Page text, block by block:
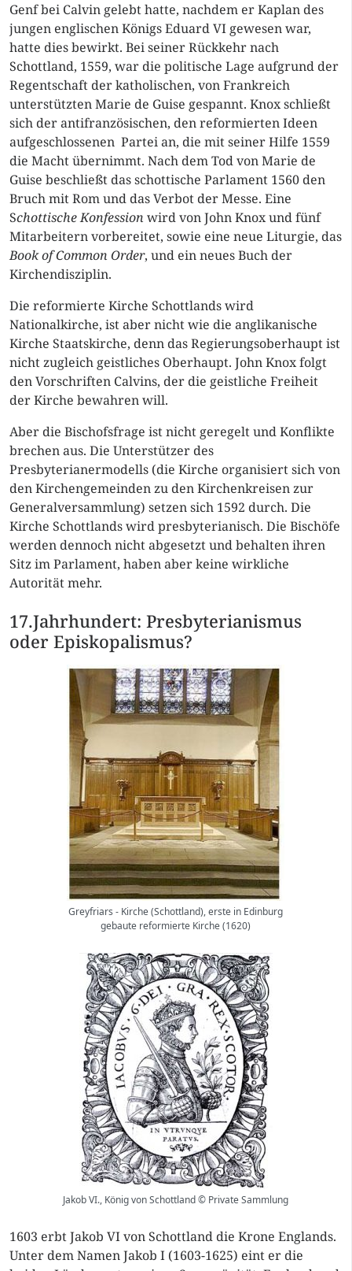
Genf bei Calvin gelebt hatte, nachdem er Kaplan des
jungen englischen Königs Eduard VI gewesen war,
hatte dies bewirkt. Bei seiner Rückkehr nach
Schottland, 1559, war die politische Lage aufgrund der
Regentschaft der katholischen, von Frankreich
unterstützten Marie de Guise gespannt. Knox schließt
sich der antifranzösischen, den reformierten Ideen
aufgeschlossenen Partei an, die mit seiner Hilfe 1559
die Macht übernimmt. Nach dem Tod von Marie de
Guise beschließt das schottische Parlament 1560 den
Bruch mit Rom und das Verbot der Messe. Eine
Schottische Konfession wird von John Knox und fünf
Mitarbeitern vorbereitet, sowie eine neue Liturgie, das
Book of Common Order, und ein neues Buch der
Kirchendisziplin.
Die reformierte Kirche Schottlands wird
Nationalkirche, ist aber nicht wie die anglikanische
Kirche Staatskirche, denn das Regierungsoberhaupt ist
nicht zugleich geistliches Oberhaupt. John Knox folgt
den Vorschriften Calvins, der die geistliche Freiheit
der Kirche bewahren will.
Aber die Bischofsfrage ist nicht geregelt und Konflikte
brechen aus. Die Unterstützer des
Presbyterianermodells (die Kirche organisiert sich von
den Kirchengemeinden zu den Kirchenkreisen zur
Generalversammlung) setzen sich 1592 durch. Die
Kirche Schottlands wird presbyterianisch. Die Bischöfe
werden dennoch nicht abgesetzt und behalten ihren
Sitz im Parlament, haben aber keine wirkliche
Autorität mehr.
17.Jahrhundert: Presbyterianismus
oder Episkopalismus?
Greyfriars - Kirche (Schottland), erste in Edinburg
gebaute reformierte Kirche (1620)
Jakob VI., König von Schottland © Private Sammlung
1603 erbt Jakob VI von Schottland die Krone Englands.
Unter dem Namen Jakob I (1603-1625) eint er die